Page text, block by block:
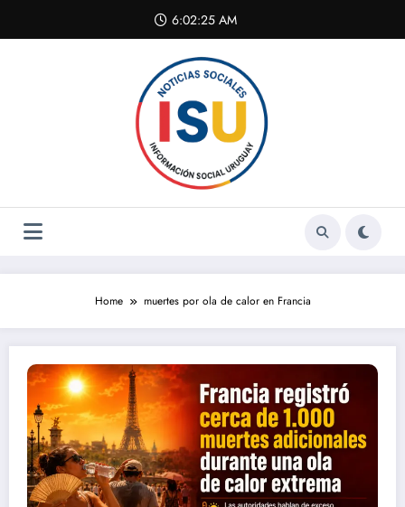
content
6:02:25 AM
Home muertes por ola de calor en Francia